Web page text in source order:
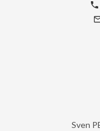
Sven